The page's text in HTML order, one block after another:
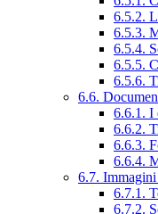
6.5.2.
6.5.3.
6.5.4.
6.5.5.
6.5.6.
6.6.
6.6.1. I
6.6.2.
6.6.3.
6.6.4.
6.7.
6.7.1.
6.7.2.